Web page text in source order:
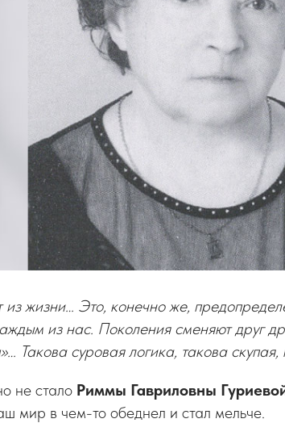
из жизни… Это, конечно же,
из нас. Поколения сменяют друг
Такова суровая логика, такова скупая,
не стало Риммы Гавриловны
мир в чем-то обеднел и стал мельче.